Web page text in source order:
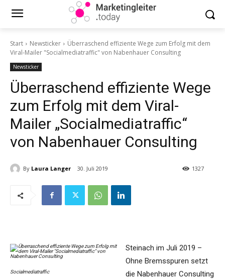
Start Newsticker
Überraschend effiziente Wege zum Erfolg mit dem
Viral-Mailer "Socialmediatraffic" von Nabenhauer Consulting
Newsticker
Überraschend effiziente Wege
zum Erfolg mit dem Viral-
Mailer „Socialmediatraffic“
von Nabenhauer Consulting
By Laura Langer 30. Juli 2019 1327
Socialmediatraffic
Steinach im Juli 2019 –
Ohne Bremsspuren setzt
die Nabenhauer Consulting